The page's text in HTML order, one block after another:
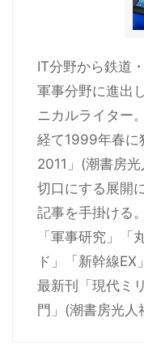
IT分野から鉄道
軍事分野に進出
ニカルライター
経て1999年春に
2011」(潮書房
切口にする展開
記事を手掛ける
「軍事研究」
ド」「新幹線EX
最新刊「現代ミ
門」(潮書房光人